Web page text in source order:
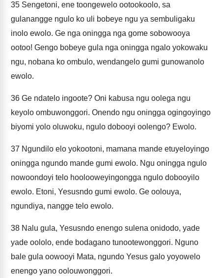
35 Sengetoni, ene toongewelo ootookoolo, sa
gulanangge ngulo ko uli bobeye ngu ya sembuligaku
inolo ewolo. Ge nga oningga nga gome sobowooya
ootoo! Gengo bobeye gula nga oningga ngalo yokowaku
ngu, nobana ko ombulo, wendangelo gumi gunowanolo
ewolo.
36 Ge ndatelo ingoote? Oni kabusa ngu oolega ngu
keyolo ombuwonggori. Onendo ngu oningga ogingoyingo
biyomi yolo oluwoku, ngulo dobooyi oolengo? Ewolo.
37 Ngundilo elo yokootoni, mamana mande etuyeloyingo
oningga ngundo mande gumi ewolo. Ngu oningga ngulo
nowoondoyi telo hoolooweyingongga ngulo dobooyilo
ewolo. Etoni, Yesusndo gumi ewolo. Ge oolouya,
ngundiya, nangge telo ewolo.
38 Nalu gula, Yesusndo enengo sulena onidodo, yade
yade oololo, ende bodagano tunootewonggori. Nguno
bale gula oowooyi Mata, ngundo Yesus galo yoyowelo
enengo yano oolouwonggori.